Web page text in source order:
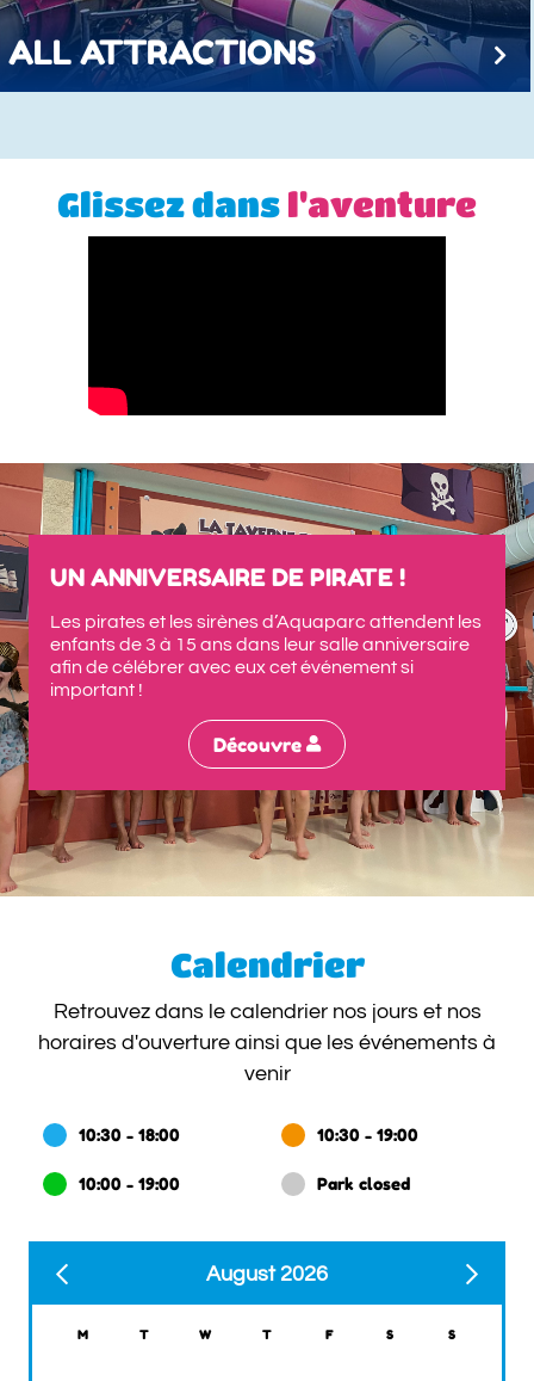
ALL ATTRACTIONS
Glissez dans l'aventure
UN ANNIVERSAIRE DE PIRATE !
Les pirates et les sirènes d’Aquaparc attendent les
enfants de 3 à 15 ans dans leur salle anniversaire
afin de célébrer avec eux cet événement si
important !
Découvre : Un anniversaire de
Calendrier
Retrouvez dans le calendrier nos jours et nos
horaires d'ouverture ainsi que les événements à
venir
August 2026
M T W T F S S
10:30 - 18:00 10:30 - 19:00
10:00 - 19:00 Park closed